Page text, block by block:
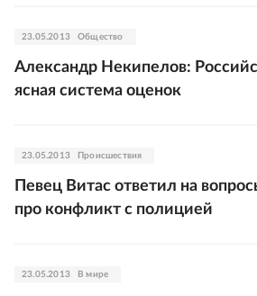
23.05.2013 Общество
Александр Некипелов:
ясная система оценок
23.05.2013 Происшествия
Певец Витас ответил на
про конфликт с полицией
23.05.2013 В мире